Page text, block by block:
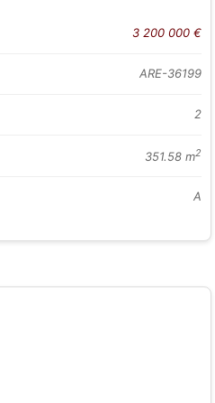
3 200 000 €
ARE-36199
2
351.58 m2
A